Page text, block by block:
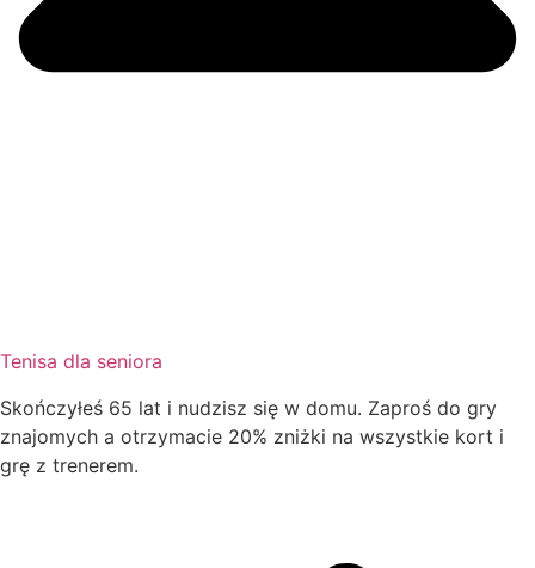
Tenisa dla seniora
Skończyłeś 65 lat i nudzisz się w domu. Zaproś do gry
znajomych a otrzymacie 20% zniżki na wszystkie kort i
grę z trenerem.